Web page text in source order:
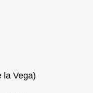
la Vega)